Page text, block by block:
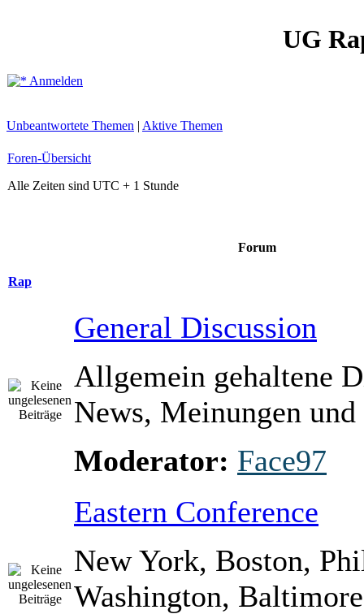
UG
Anmelden
Unbeantwortete Themen | Aktive Themen
Foren-Übersicht
Alle Zeiten sind UTC + 1 Stunde
Forum
Rap
General Discussion
Allgemein gehaltene
News, Meinungen und
Moderator: Face97
Eastern Conference
New York, Boston,
Washington,